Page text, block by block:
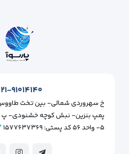
۰۲۱-
خ سهروردی شمالی- بین تخت
۵- واحد ۵۶ کد پستی: ۱۵۷۷۶۳۷۳۶۹